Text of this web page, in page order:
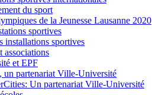
du sport
de la Jeunesse Lausanne 2020
sportives
installations sportives
associations
et EPF
un partenariat Ville-Université
Un partenariat Ville-Université